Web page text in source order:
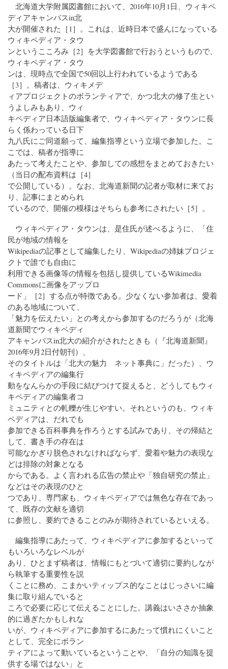
北海道大学附属図書館において、2016年10月1日、ウィキペ
ディアキャンパスin北
大が開催された［1］。これは、近時日本で盛んになっている
ウィキペディア・タウ
ンというこころみ［2］を大学図書館で行おうというもので、
ウィキペディア・タウ
ンは、現時点で全国で50回以上行われているようである
［3］。稿者は、ウィキメデ
ィアプロジェクトのボランティアで、かつ北大の修了生とい
うよしみもあり、ウィ
キペディア日本語版編集者で、ウィキペディア・タウンに長
らく係わっている日下
九八氏にご同道願って、編集指導という立場で参加した。こ
こでは、稿者が指導に
あたって考えたことや、参加しての感想をまとめておきたい
（当日の配布資料は［4］
で公開している）。なお、北海道新聞の記者が取材に来てお
り、記事にまとめられ
ているので、開催の模様はそちらも参考にされたい［5］。
ウィキペディア・タウンは、是住氏が述べるように、「住
民が地域の情報を
Wikipediaの記事として編集したり、Wikipediaの姉妹プロジェ
クトで誰でも自由に
利用できる画像等の情報を包括し提供しているWikimedia
Commonsに画像をアップロ
ード」［2］する点が特徴である。少なくない参加者は、愛着
のある地域について、
「魅力を伝えたい」との考えから参加するのだろうが（北海
道新聞でウィキペディ
アキャンパスin北大の紹介がされたときも（『北海道新聞』
2016年9月2日付朝刊）、
そのタイトルは「北大の魅力 ネット事典に」だった）、ウ
ィキペディアの編集行
動をなんらかの手段に結びつけて捉えると、どうしてもウィ
キペディアの編集者コ
ミュニティとの軋轢が生じやすい。それというのも、ウィキ
ペディアは、だれでも
参加できる百科事典を作ろうとする試みであり、その帰結と
して、書き手の存在は
可能なかぎり脱色されなければならず、愛着や魅力の表現な
どは排除の対象となる
からである。よく言われる広告の禁止や「独自研究の禁止」
などはその表現のひと
つであり、専門家も、ウィキペディアでは無色な存在であっ
て、既存の文献を適切
に参照し、要約できることのみが期待されているといえる。
編集指導にあたって、ウィキペディアに参加するといって
もいろいろなレベルが
あり、ひとまず稿者は、情報にもとづいて適切に要約しなが
ら執筆する重要性を説
くことに務め、こまかいティップス的なことはじっさいに編
集に取り組んでいると
ころで必要に応じて伝えることにした。講義はいささか抽象
的に過ぎたかもしれな
いが、ウィキペディアに参加するにあたって慣れにくいこと
として、完全にボラン
ティアによって動いているということや、「自分の知識を提
供する場ではない」と